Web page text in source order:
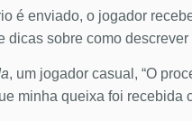
é enviado, o jogador
dicas sobre como
, um jogador casual, “O
minha queixa foi recebida